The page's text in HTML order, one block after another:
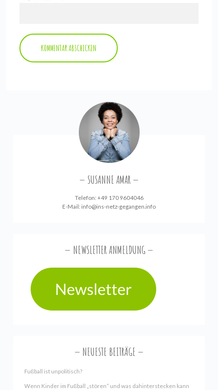
SUSANNE AMAR
Telefon: +49 170 9604046
E-Mail: info@ins-netz-gegangen.info
NEWSLETTER ANMELDUNG
NEUESTE BEITRÄGE
Fußball ist unpolitisch?
Wenn Kinder im Fußball „stören“ und was dahinterstecken kann